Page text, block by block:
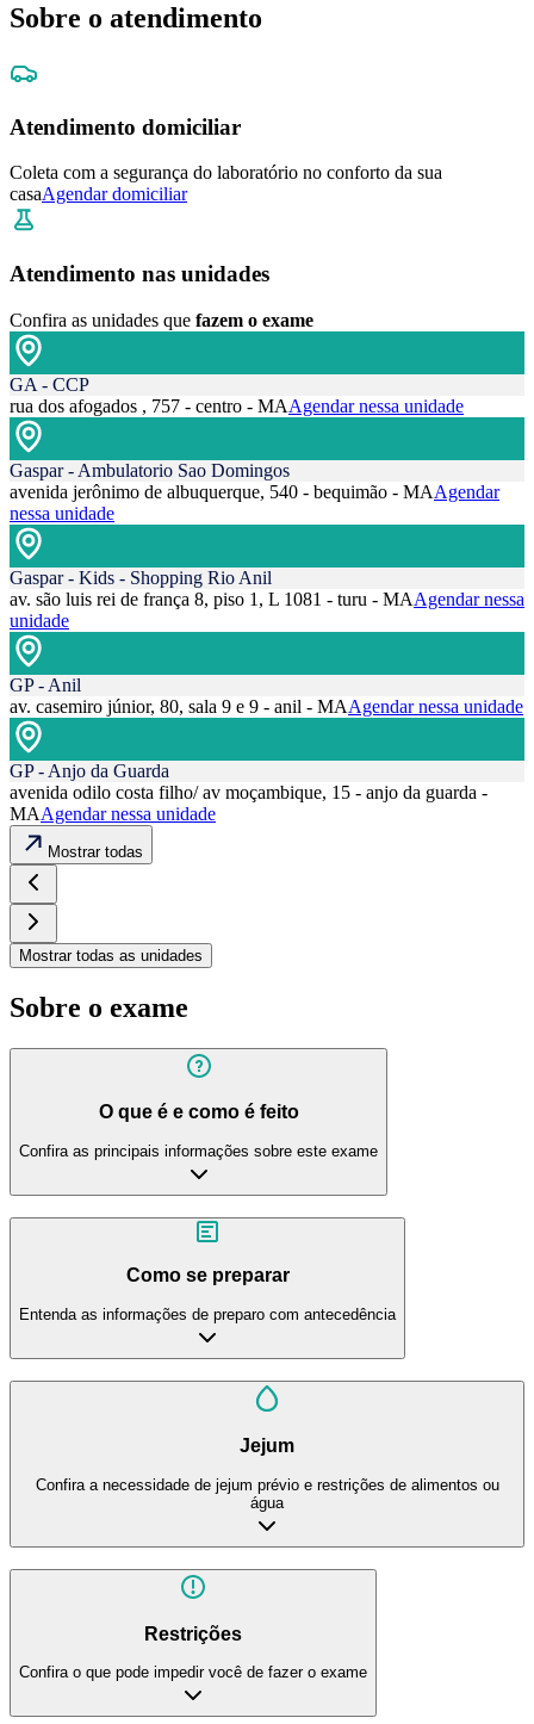
Sobre o atendimento
Atendimento domiciliar
Coleta com a segurança do laboratório no conforto da sua
casaAgendar domiciliar
Atendimento nas unidades
Confira as unidades que fazem o exame
GA - CCP
rua dos afogados , 757 - centro - MAAgendar nessa unidade
Gaspar - Ambulatorio Sao Domingos
avenida jerônimo de albuquerque, 540 - bequimão - MAAgendar
nessa unidade
Gaspar - Kids - Shopping Rio Anil
av. são luis rei de frança 8, piso 1, L 1081 - turu - MAAgendar nessa
unidade
GP - Anil
av. casemiro júnior, 80, sala 9 e 9 - anil - MAAgendar nessa unidade
GP - Anjo da Guarda
avenida odilo costa filho/ av moçambique, 15 - anjo da guarda -
MAAgendar nessa unidade
Mostrar todas
Mostrar todas as unidades
Sobre o exame
O que é e como é feito
Confira as principais informações sobre este exame
Como se preparar
Entenda as informações de preparo com antecedência
Jejum
Confira a necessidade de jejum prévio e restrições de alimentos ou
água
Restrições
Confira o que pode impedir você de fazer o exame